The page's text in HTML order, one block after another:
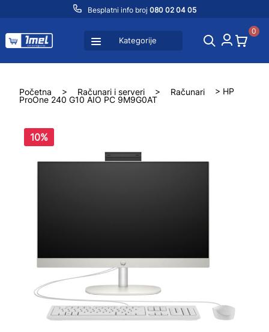
Besplatni info broj 080 02 04 05
Kategorije
0
Početna > Računari i serveri > Računari
> HP
ProOne 240 G10 AIO PC 9M9G0AT
10%